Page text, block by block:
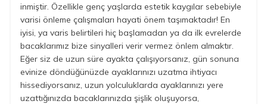
inmiştir. Özellikle genç yaşlarda estetik kaygılar sebebiyle
varisi önleme çalışmaları hayati önem taşımaktadır! En
iyisi, ya varis belirtileri hiç başlamadan ya da ilk evrelerde
bacaklarımız bize sinyalleri verir vermez önlem almaktır.
Eğer siz de uzun süre ayakta çalışıyorsanız, gün sonuna
evinize döndüğünüzde ayaklarınızı uzatma ihtiyacı
hissediyorsanız, uzun yolculuklarda ayaklarınızı yere
uzattığınızda bacaklarınızda şişlik oluşuyorsa,